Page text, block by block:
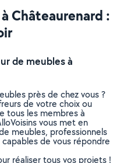
Châteaurenard :
de meubles à
près de chez vous ?
de votre choix ou
tous les membres à
vous met en
meubles, professionnels
de vous répondre
réaliser tous vos projets !